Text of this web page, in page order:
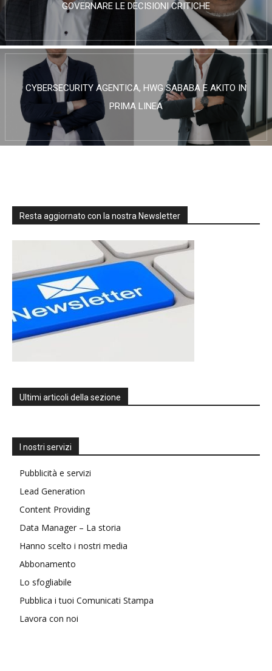
GOVERNARE LE DECISIONI CRITICHE
CYBERSECURITY AGENTICA, HWG SABABA E AKITO IN
PRIMA LINEA
Resta aggiornato con la nostra Newsletter
Ultimi articoli della sezione
I nostri servizi
Pubblicità e servizi
Lead Generation
Content Providing
Data Manager – La storia
Hanno scelto i nostri media
Abbonamento
Lo sfogliabile
Pubblica i tuoi Comunicati Stampa
Lavora con noi